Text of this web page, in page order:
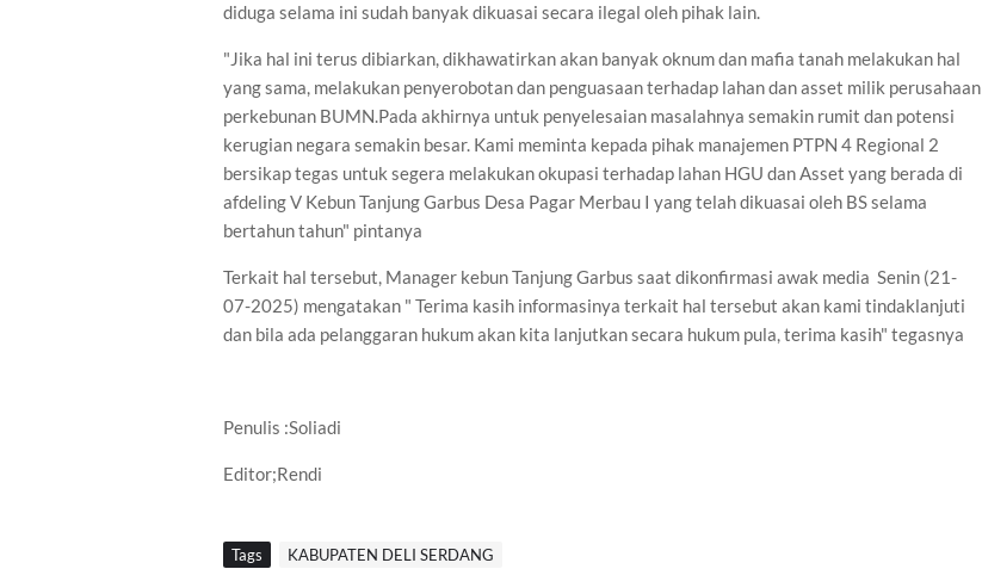
diduga selama ini sudah banyak dikuasai secara ilegal oleh pihak lain.
"Jika hal ini terus dibiarkan, dikhawatirkan akan banyak oknum dan mafia tanah melakukan hal
yang sama, melakukan penyerobotan dan penguasaan terhadap lahan dan asset milik perusahaan
perkebunan BUMN.Pada akhirnya untuk penyelesaian masalahnya semakin rumit dan potensi
kerugian negara semakin besar. Kami meminta kepada pihak manajemen PTPN 4 Regional 2
bersikap tegas untuk segera melakukan okupasi terhadap lahan HGU dan Asset yang berada di
afdeling V Kebun Tanjung Garbus Desa Pagar Merbau I yang telah dikuasai oleh BS selama
bertahun tahun" pintanya
Terkait hal tersebut, Manager kebun Tanjung Garbus saat dikonfirmasi awak media Senin (21-
07-2025) mengatakan " Terima kasih informasinya terkait hal tersebut akan kami tindaklanjuti
dan bila ada pelanggaran hukum akan kita lanjutkan secara hukum pula, terima kasih" tegasnya
Penulis :Soliadi
Editor;Rendi
Tags KABUPATEN DELI SERDANG